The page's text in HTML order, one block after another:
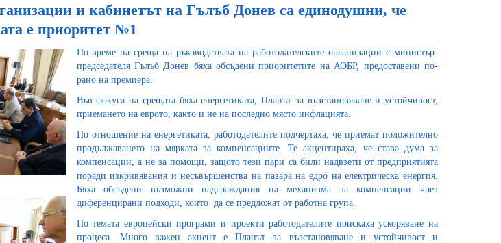
и кабинетът на Гълъб Донев са единодушни, че
е приоритет №1
По време на среща на ръководствата на работодателските организации с министър-
председателя Гълъб Донев бяха обсъдени приоритетите на АОБР, предоставени по-
рано на премиера.
Във фокуса на срещата бяха енергетиката, Планът за възстановяване и устойчивост,
приемането на еврото, както и не на последно място инфлацията.
По отношение на енергетиката, работодателите подчертаха, че приемат положително
продължаването на мярката за компенсациите. Те акцентираха, че става дума за
компенсации, а не за помощи, защото тези пари са били надвзети от предприятията
поради изкривявания и несъвършенства на пазара на едро на електрическа енергия.
Бяха обсъдени възможни надграждания на механизма за компенсации чрез
диференцирани подходи, които да се предложат от работна група.
По темата европейски програми и проекти работодателите поискаха ускоряване на
процеса. Много важен акцент е Планът за възстановяване и устойчивост и